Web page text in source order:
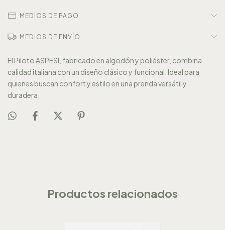
MEDIOS DE PAGO
MEDIOS DE ENVÍO
El Piloto ASPESI, fabricado en algodón y poliéster, combina
calidad italiana con un diseño clásico y funcional. Ideal para
quienes buscan confort y estilo en una prenda versátil y
duradera.
Productos relacionados